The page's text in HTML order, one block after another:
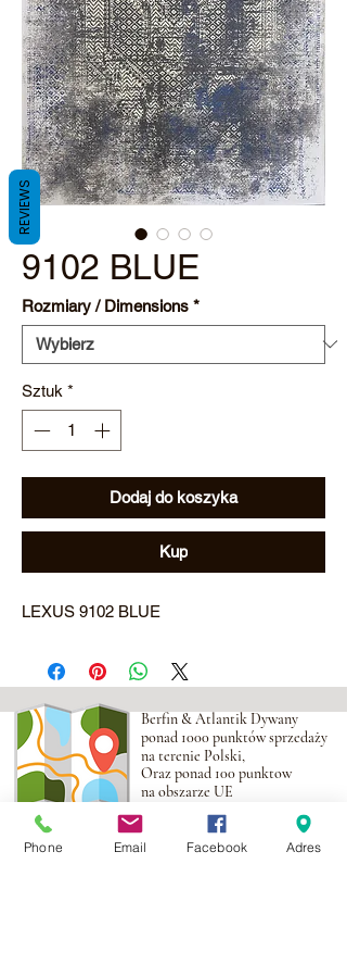
9102 BLUE
Rozmiary / Dimensions *
Sztuk *
Dodaj do koszyka
Kup
LEXUS 9102 BLUE
Berfin & Atlantik Dywany
ponad 1000 punktów sprzedaży
na terenie Polski,
Oraz ponad 100 punktow
na obszarze UE
Adres:
Al. Krakowska 2,
Phone Email Facebook Adres
REVIEWS